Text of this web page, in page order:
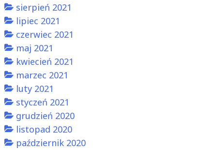
sierpień 2021
lipiec 2021
czerwiec 2021
maj 2021
kwiecień 2021
marzec 2021
luty 2021
styczeń 2021
grudzień 2020
listopad 2020
październik 2020